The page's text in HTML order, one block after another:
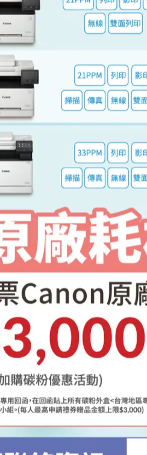
佳能#雷射#複合機#機器#耗材